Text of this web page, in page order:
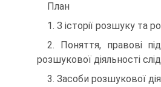
План
1. З історії розшуку та
2. Поняття, правові
розшукової діяльності
3. Засоби розшукової